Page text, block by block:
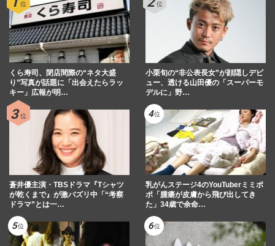
くら寿司、閉店間際の“ネタ大盛
り”写真が話題に「出会えたらラッ
キー」広報が明…
小栗旬の“非公表長女”が顔隠しデビ
ュー、透ける山田優の「スーパーモ
デルに」野…
蒼井優主演・TBSドラマ『Tシャツ
が乾くまで』が激バズリ中「“考察
ドラマ”とは一…
乳がんステージ4のYouTuberミミポ
ポ「腫瘍が皮膚から飛び出してき
た」34歳で余命…